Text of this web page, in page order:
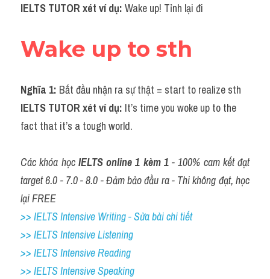
IELTS TUTOR xét ví dụ: Wake up! Tỉnh lại đi
Wake up to sth
Nghĩa 1: Bắt đầu nhận ra sự thật = start to realize sth
IELTS TUTOR xét ví dụ: It’s time you woke up to the
fact that it’s a tough world.
Các khóa học IELTS online 1 kèm 1 - 100% cam kết đạt
target 6.0 - 7.0 - 8.0 - Đảm bảo đầu ra - Thi không đạt, học
lại FREE
>> IELTS Intensive Writing - Sửa bài chi tiết
>> IELTS Intensive Listening
>> IELTS Intensive Reading
>> IELTS Intensive Speaking